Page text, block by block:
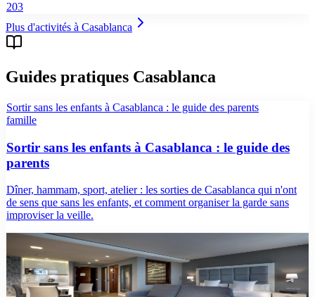
203
Plus d'activités à Casablanca
Guides pratiques Casablanca
Sortir sans les enfants à Casablanca : le guide des parents
famille
Sortir sans les enfants à Casablanca : le guide des
parents
Dîner, hammam, sport, atelier : les sorties de Casablanca qui n'ont
de sens que sans les enfants, et comment organiser la garde sans
improviser la veille.
Que faire à Casablanca en week-end : itinéraire
2026